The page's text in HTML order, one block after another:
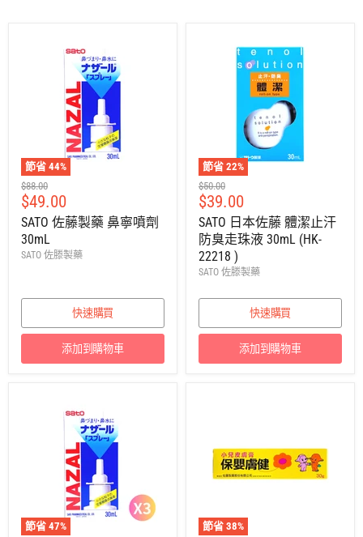
節省 44%
建
議
零
售
價
$88.00
售
價
$49.00
SATO 佐藤製藥 鼻寧噴劑
30mL
SATO 佐滕製藥
快速購買
添加到購物車
節省 22%
建
議
零
售
價
$50.00
售
價
$39.00
SATO 日本佐藤 體潔止汗
防臭走珠液 30mL (HK-
22218 )
SATO 佐滕製藥
快速購買
添加到購物車
節省 47%
節省 38%